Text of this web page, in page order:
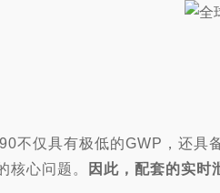
不仅具有极低的GWP，还
核心问题。
因此，配套的实时